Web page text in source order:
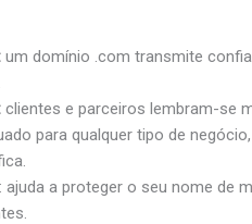
um domínio .com transmite
clientes e parceiros lembram-se
para qualquer tipo de
: ajuda a proteger o seu nome de